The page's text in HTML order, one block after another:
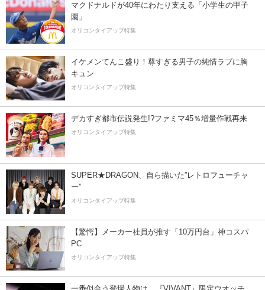
マクドナルドが40年にわたり支える「小学生の甲子
園」
オリコンタイアップ特集
イケメンてんこ盛り！尊すぎる男子の純情ラブに胸
キュン
オリコンタイアップ特集
デカすぎ都市伝説発生!?ファミマ45％増量作戦再来
オリコンタイアップ特集
SUPER★DRAGON、自ら描いた”レトロフューチャ
ー”
オリコンタイアップ特集
【驚愕】メーカー社員が推す「10万円台」神コスパ
PC
オリコンタイアップ特集